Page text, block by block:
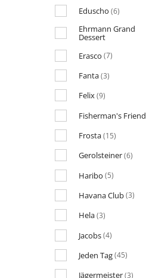
Eduscho (6)
Ehrmann Grand
Dessert
Erasco (7)
Fanta(3)
Felix(9)
Fisherman's Friend
Frosta(15)
Gerolsteiner(6)
Haribo (5)
Havana Club(3)
Hela(3)
Jacobs(4)
Jeden Tag(45)
Jägermeister(3)